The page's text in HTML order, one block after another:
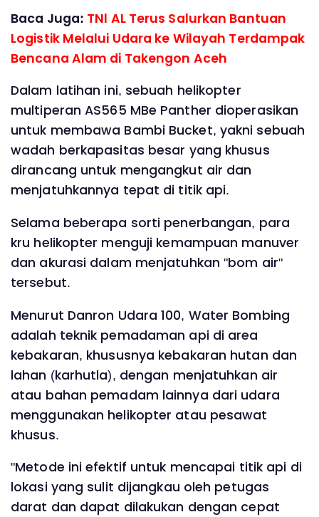
Baca Juga: TNl AL Terus Salurkan Bantuan
Logistik Melalui Udara ke Wilayah Terdampak
Bencana Alam di Takengon Aceh
Dalam latihan ini, sebuah helikopter
multiperan AS565 MBe Panther dioperasikan
untuk membawa Bambi Bucket, yakni sebuah
wadah berkapasitas besar yang khusus
dirancang untuk mengangkut air dan
menjatuhkannya tepat di titik api.
Selama beberapa sorti penerbangan, para
kru helikopter menguji kemampuan manuver
dan akurasi dalam menjatuhkan "bom air"
tersebut.
Menurut Danron Udara 100, Water Bombing
adalah teknik pemadaman api di area
kebakaran, khususnya kebakaran hutan dan
lahan (karhutla), dengan menjatuhkan air
atau bahan pemadam lainnya dari udara
menggunakan helikopter atau pesawat
khusus.
"Metode ini efektif untuk mencapai titik api di
lokasi yang sulit dijangkau oleh petugas
darat dan dapat dilakukan dengan cepat